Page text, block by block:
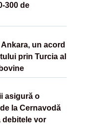
300 de
un acord
prin Turcia al
asigură o
la Cernavodă
debitele vor